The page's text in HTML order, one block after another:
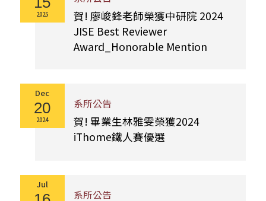
2025
賀! 廖峻鋒老師榮獲中研院 2024
JISE Best Reviewer
Award_Honorable Mention
Dec
20
2024
系所公告
賀! 畢業生林雅雯榮獲2024
iThome鐵人賽優選
Jul
系所公告